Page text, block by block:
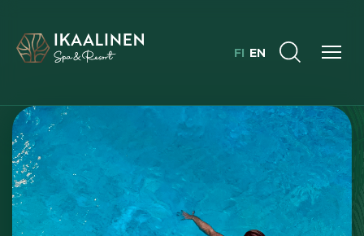
FI EN